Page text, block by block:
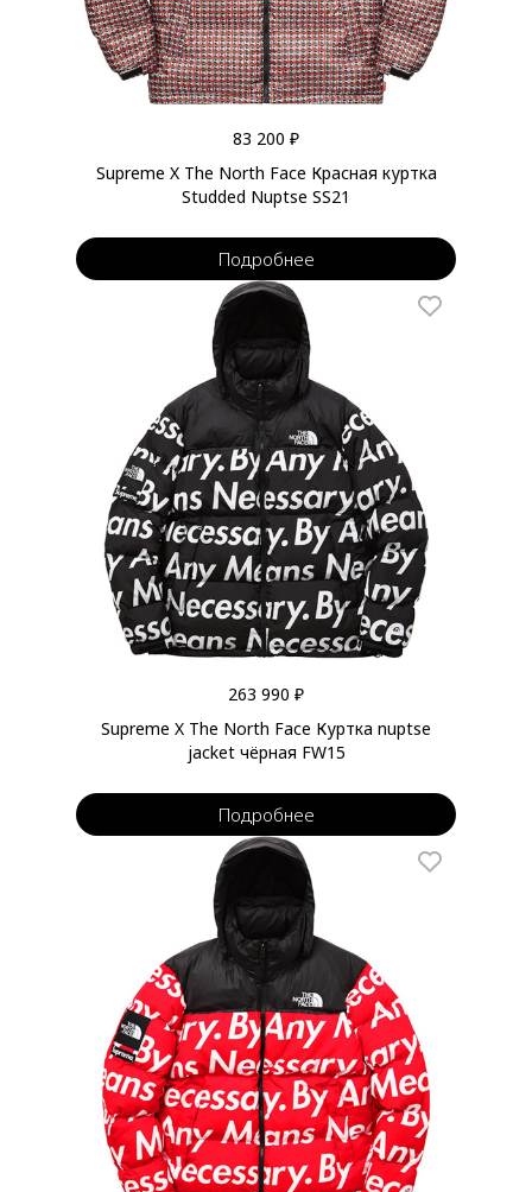
83 200 ₽
Supreme X The North Face Красная куртка
Studded Nuptse SS21
Подробнее
263 990 ₽
Supreme X The North Face Куртка nuptse
jacket чёрная FW15
Подробнее